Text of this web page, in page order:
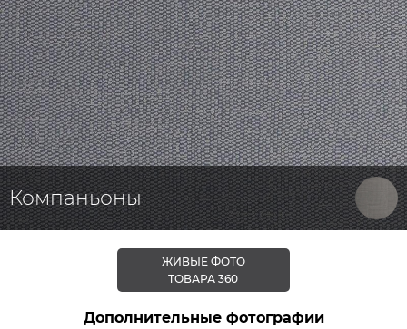
Компаньоны
ЖИВЫЕ ФОТО
ТОВАРА 360
Дополнительные фотографии